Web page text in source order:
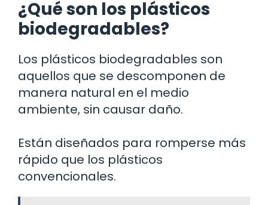
¿Qué son los plásticos
biodegradables?
Los plásticos biodegradables son
aquellos que se descomponen de
manera natural en el medio
ambiente, sin causar daño.
Están diseñados para romperse más
rápido que los plásticos
convencionales.